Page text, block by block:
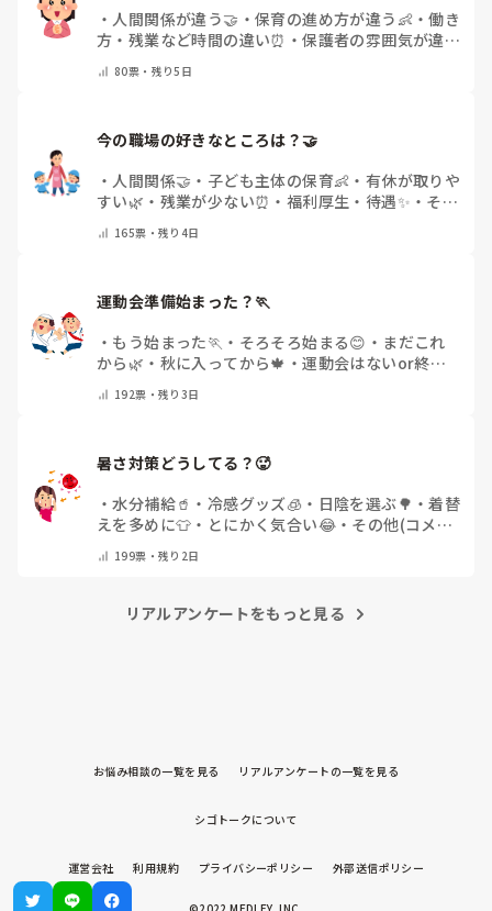
腰痛、膝痛お持ちの方は、どの程度の痛みで働かれているの
でしょうか。
痛みには強い方と思っていました。
今回は、今少し治まっている痛みがぶり返したどうしようと
いう思いもあり、ちょっと無理かも…と思い始めています。
に行ってより酷くなって帰ってきたことがあり、怖くて行け
日頃からそのことの関わりはしっかり持てるように意識はし
ていますが…
今後どのように関わっていけばいいのか悩んでいます。
・ 人間関係が違う🤝 ・ 保育の進め方が違う👶 ・働き
方・残業など時間の違い⏰ ・保護者の雰囲気が違う
💬
給料が違う
で教えてください)
80票・ 残り5日
・ 人間関係🤝 ・ 子ども主体の保育👶 ・ 有休が取りや
すい🌿 ・ 残業が少ない⏰ ・ 福利厚生・待遇✨ ・ その
他(コメントで教えてください)
165票・残り4日
運動会準備始まった？🏃
・ もう始まった🏃 ・ そろそろ始まる😊 ・ まだこれ
から🌿 ・ 秋に入ってから🍁 ・運動会はないor終わ
った✨
その他(コメントで教えてください)
192票・残り3日
暑さ対策どうしてる？🥵
・水分補給🥤 ・ 冷感グッズ🧊 ・ 日陰を選ぶ🌳 ・着替
えを多めに👕 ・ とにかく気合い😂・ その他(コメン
トで教えてください)
199票・残り2日
リアルアンケートをもっと見る
お悩み相談の一覧を見る リアルアンケートの一覧を見る
シゴトークについて
運営会社 利用規約 プライバシーポリシー 外部送信ポリシー